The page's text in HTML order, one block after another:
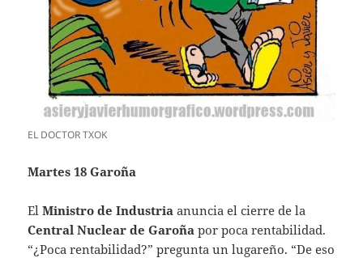
EL DOCTOR TXOK
Martes 18 Garoña
El Ministro de Industria anuncia el cierre de la
Central Nuclear de Garoñapor poca rentabilidad.
“¿Poca rentabilidad?” pregunta un lugareño. “De eso